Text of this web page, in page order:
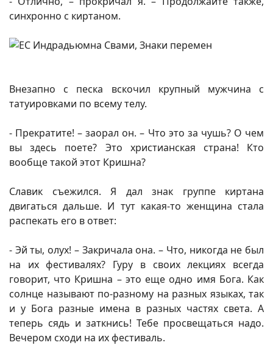
синхронно с киртаном.
Внезапно с песка вскочил крупный мужчина с
татуировками по всему телу.
- Прекратите! – заорал он. – Что это за чушь? О чем
вы здесь поете? Это христианская страна! Кто
вообще такой этот Кришна?
Славик съежился. Я дал знак группе киртана
двигаться дальше. И тут какая-то женщина стала
распекать его в ответ:
- Эй ты, олух! – Закричала она. – Что, никогда не был
на их фестивалях? Гуру в своих лекциях всегда
говорит, что Кришна – это еще одно имя Бога. Как
солнце называют по-разному на разных языках, так
и у Бога разные имена в разных частях света. А
теперь сядь и заткнись! Тебе просвещаться надо.
Вечером сходи на их фестиваль.